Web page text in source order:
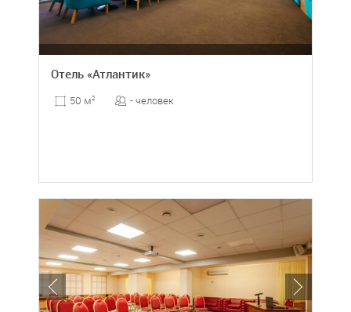
Отель «Атлантик»
50 м2 - человек